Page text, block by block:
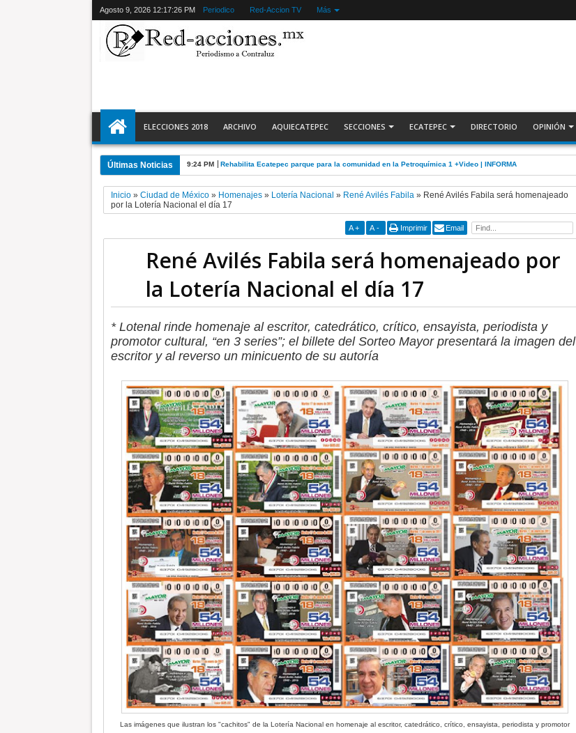
Agosto 9, 2026 12:17:28 PM Periodico Red-Accion TV Más
ELECCIONES 2018 ARCHIVO AQUIECATEPEC SECCIONES ECATEPEC DIRECTORIO OPINIÓN
Últimas Noticias 9:24 PM Rehabilita Ecatepec parque para la comunidad en la Petroquímica 1 +Video | INFORMA
Inicio» Ciudad de México» Homenajes» Lotería Nacional » René Avilés Fabila» René Avilés Fabila será homenajeado
por la Lotería Nacional el día 17
A + A - Imprimir Email
René Avilés Fabila será homenajeado por
la Lotería Nacional el día 17
* Lotenal rinde homenaje al escritor, catedrático, crítico, ensayista, periodista y
promotor cultural, “en 3 series”; el billete del Sorteo Mayor presentará la imagen del
escritor y al reverso un minicuento de su autoría
Las imágenes que ilustran los "cachitos" de la Lotería Nacional en homenaje al escritor, catedrático, crítico, ensayista, periodista y promotor